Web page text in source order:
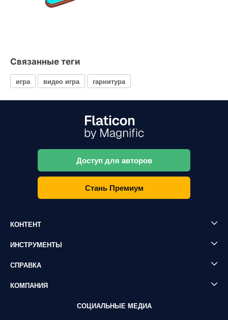
Связанные теги
игра видео игра гарнитура
Доступ для авторов
Стань Премиум
КОНТЕНТ
ИНСТРУМЕНТЫ
СПРАВКА
КОМПАНИЯ
СОЦИАЛЬНЫЕ МЕДИА